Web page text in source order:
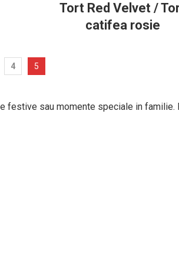
Tort Red Velvet /
catifea rosie
4 5
festive sau momente speciale in familie.